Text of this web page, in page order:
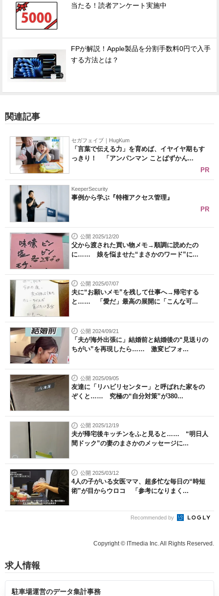
当たる！読者アンケート実施中
FPが解説！Apple製品を分割手数料0円で入手
する方法とは？
関連記事
セガフェイブ｜HugKum
「言葉で伝える力」を育めば、イヤイヤ期もす
っきり！ 「アンパンマン ことばずかん...
PR
KeeperSecurity
事例から学ぶ『特権アクセス管理』
PR
公開 2025/12/20
父から渡された買い物メモ→順調に読めたの
に…… 娘を悩ませた“まさかのワード”に...
公開 2025/07/07
夫に“お願いメモ”を残して仕事へ→帰宅する
と…… 「愛だ」最高の展開に「こんな可...
公開 2024/09/21
「夫が海外出張に」結婚前と結婚後の“見送りの
ちがい”を再現したら…… 激変ビフォ...
公開 2025/09/05
友達に「リハビリセンター」と呼ばれた家をの
ぞくと…… 究極の“自分対策”が380...
公開 2025/12/19
夫が帰宅後キッチンをふと見ると…… “明日人
間ドック”の妻のまさかのメッセージに...
公開 2025/03/12
4人の子がいる女医ママ、超多忙な毎日の“時短
術”が目からウロコ 「参考になりまく...
Recommended by
Copyright © ITmedia Inc. All Rights Reserved.
求人情報
駐車場運営のデータ集計事務